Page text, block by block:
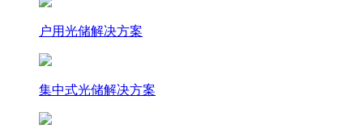
户⽤光储解决⽅案
集中式光储解决⽅案